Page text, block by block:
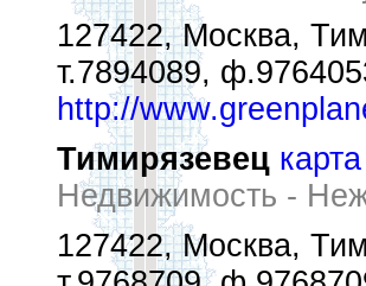
127422, Москва,
т.7894089,
http://
Тимирязевец карта
Недвижимость -
127422, Москва,